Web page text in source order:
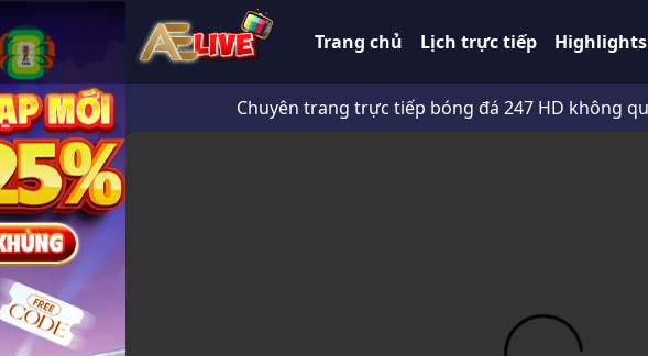
Trang chủ Lịch trực tiếp Highlights
Chuyên trang trực tiếp bóng đá 247 HD không quảng cáo